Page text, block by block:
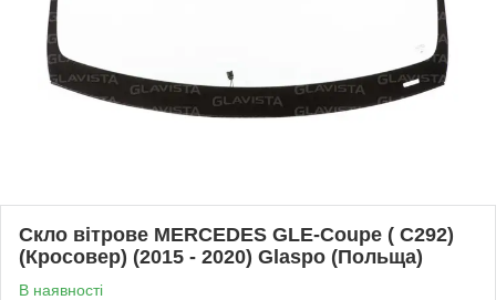
Скло вітрове MERCEDES GLE-Coupe ( C292)
(Кросовер) (2015 - 2020) Glaspo (Польща)
В наявності